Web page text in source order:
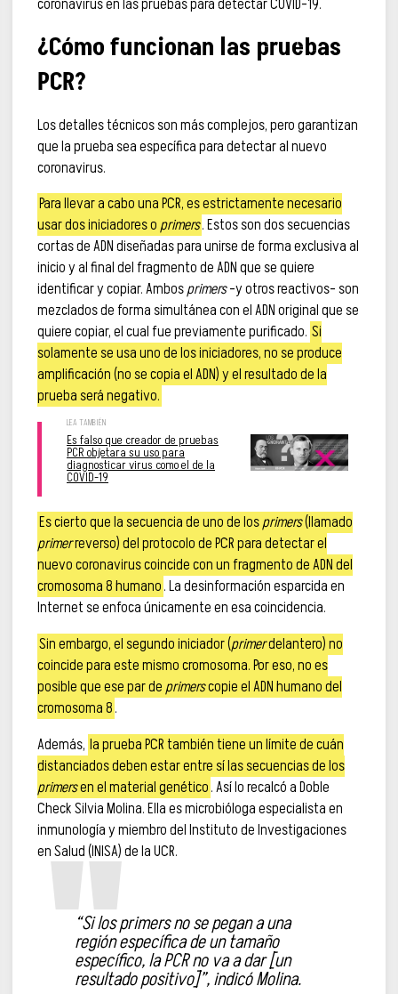
coronavirus en las pruebas para detectar COVID-19.
¿Cómo funcionan las pruebas
PCR?
Los detalles técnicos son más complejos, pero garantizan
que la prueba sea específica para detectar al nuevo
coronavirus.
Para llevar a cabo una PCR, es estrictamente necesario
usar dos iniciadores oprimers. Estos son dos secuencias
cortas de ADN diseñadas para unirse de forma exclusiva al
inicio y al final del fragmento de ADN que se quiere
identificar y copiar. Ambosprimers–y otros reactivos– son
mezclados de forma simultánea con el ADN original que se
quiere copiar, el cual fue previamente purificado. Si
solamente se usa uno de los iniciadores, no se produce
amplificación (no se copia el ADN) y el resultado de la
prueba será negativo.
Es falso que creador de pruebas
PCR objetara su uso para
diagnosticar virus como el de la
COVID-19
Es cierto que la secuencia de uno de losprimers(llamado
primerreverso) del protocolo de PCR para detectar el
nuevo coronavirus coincide con un fragmento de ADN del
cromosoma 8 humano. La desinformación esparcida en
Internet se enfoca únicamente en esa coincidencia.
Sin embargo, el segundo iniciador (primerdelantero) no
coincide para este mismo cromosoma. Por eso, no es
posible que ese par deprimerscopie el ADN humano del
cromosoma 8.
Además, la prueba PCR también tiene un límite de cuán
distanciados deben estar entre sí las secuencias de los
primersen el material genético. Así lo recalcó a Doble
Check Silvia Molina. Ella es microbióloga especialista en
inmunología y miembro del Instituto de Investigaciones
en Salud (INISA) de la UCR.
“Si losprimersno se pegan a una
región específica de un tamaño
específico, la PCR no va a dar [un
resultado positivo]”, indicó Molina.